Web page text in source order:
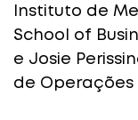
Instituto de
School of
e Josie
de Operações